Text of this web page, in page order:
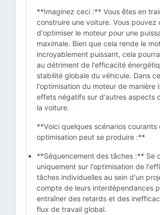
**Imaginez ceci :** Vous êtes en
construire une voiture. Vous pouvez
d'optimiser le moteur pour une
maximale. Bien que cela rende le
incroyablement puissant, cela
au détriment de l'efficacité
stabilité globale du véhicule. Dans
l'optimisation du moteur de manière
effets négatifs sur d'autres aspects
la voiture.
**Voici quelques scénarios courants
optimisation peut se produire :**
**Séquencement des tâches :** Se
uniquement sur l'optimisation de
tâches individuelles au sein d'un
compte de leurs interdépendances
entraîner des retards et des
flux de travail global.